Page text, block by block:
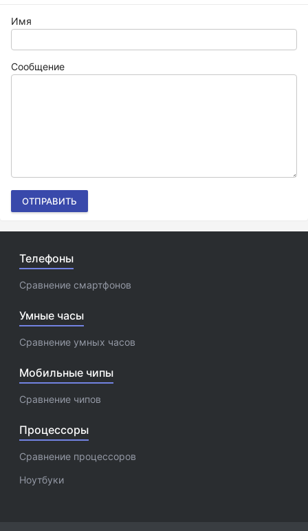
Имя
Сообщение
ОТПРАВИТЬ
Телефоны
Сравнение смартфонов
Умные часы
Сравнение умных часов
Мобильные чипы
Сравнение чипов
Процессоры
Сравнение процессоров
Ноутбуки